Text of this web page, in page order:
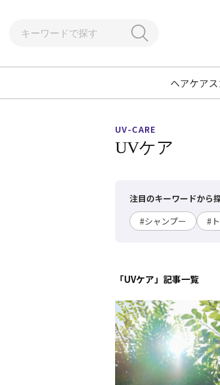
ヘアケア
UV-CARE
UVケア
注目のキーワードから
#シャンプー
#
「UVケア」記事一覧